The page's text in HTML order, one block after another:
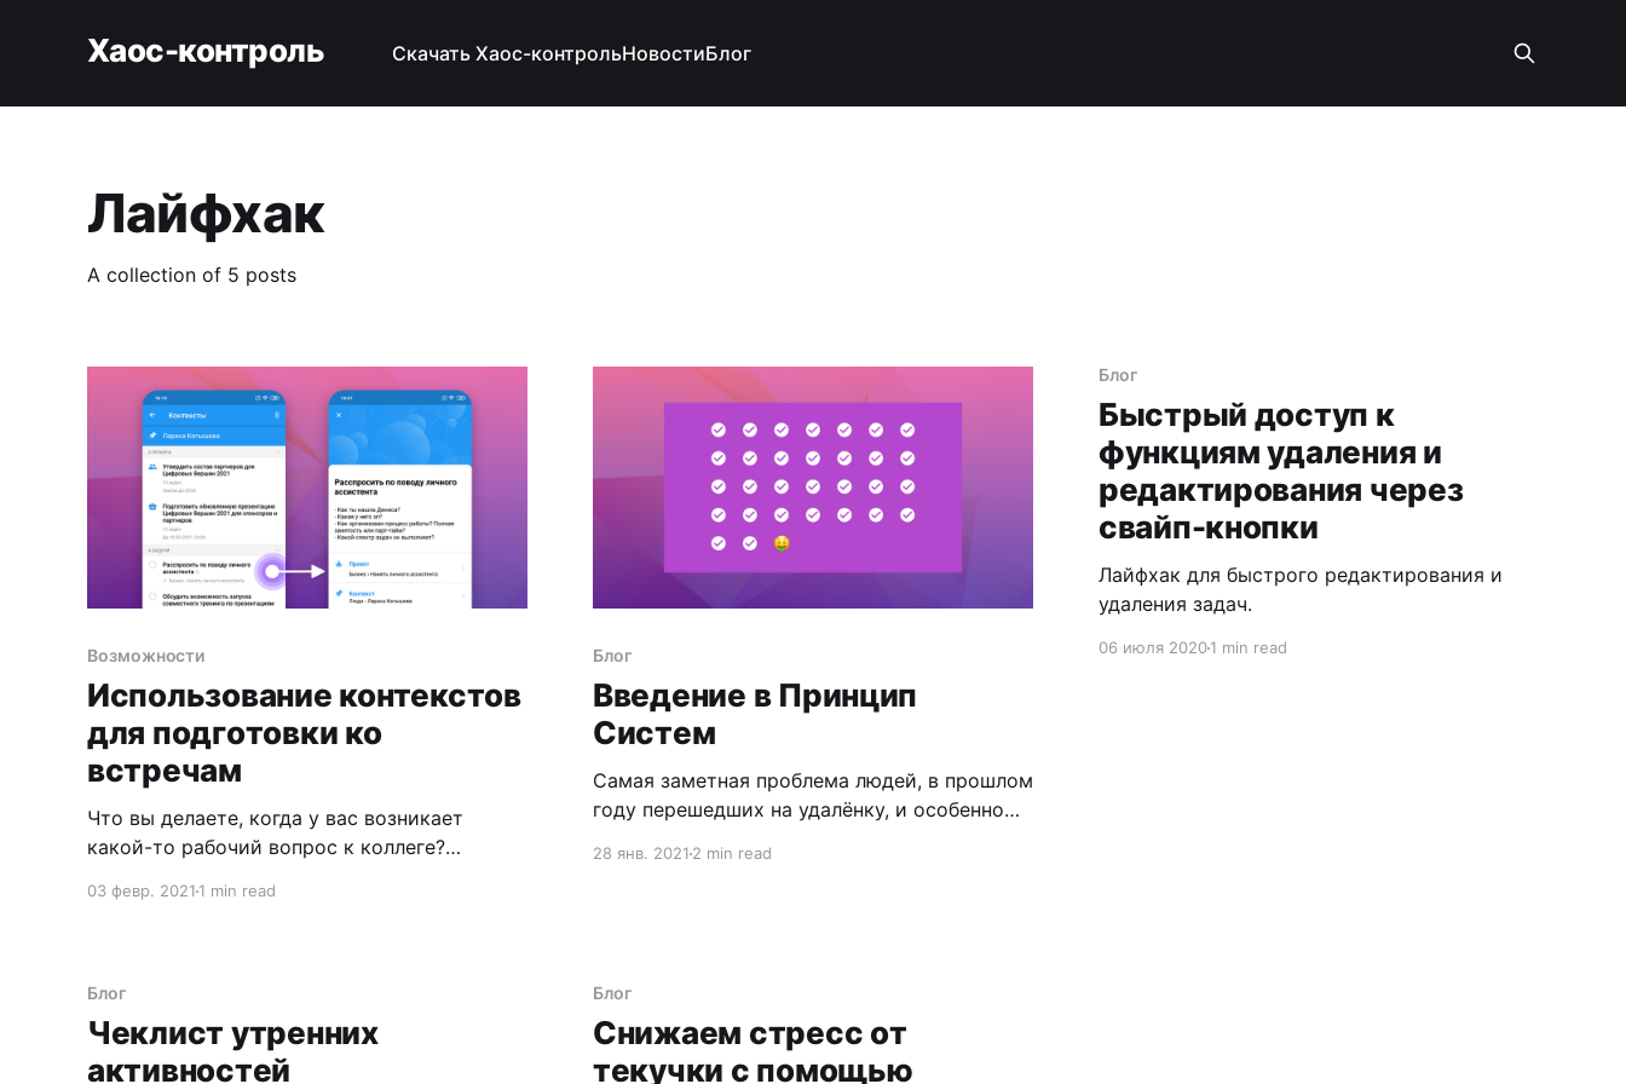
Хаос-контроль Скачать Хаос-контрольНовостиБлог
Лайфхак
A collection of 5 posts
Возможности
Использование контекстов
для подготовки ко
встречам
Что вы делаете, когда у вас возникает
какой-то рабочий вопрос к коллеге?
отправляете письмо?
03 февр. 2021 1 min read
Блог
Введение в Принцип
Систем
Самая заметная проблема людей, в прошлом
году перешедших на удалёнку, и особенно
28 янв. 20212 min read
Блог
Быстрый доступ к
функциям удаления и
редактирования через
свайп-кнопки
Лайфхак для быстрого редактирования и
удаления задач.
06 июля 20201 min read
Блог
Чеклист утренних
активностей
Блог
Снижаем стресс от
текучки с помощью